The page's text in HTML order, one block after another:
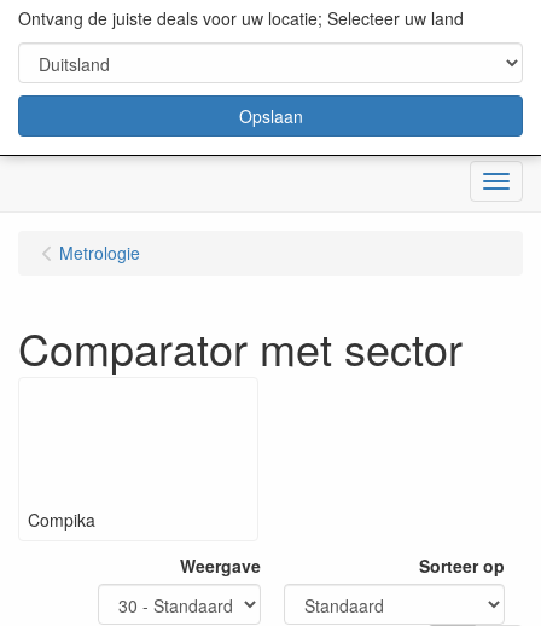
content="18/11/2025″/>
Menu
Metrologie
Comparator met sector
Compika
Weergave
Sorteer op
Ontvang de juiste deals voor uw locatie; Selecteer uw land
Opslaan